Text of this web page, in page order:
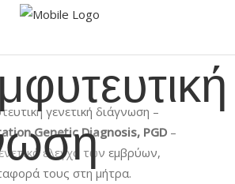
γενετική διάγνωση –
Genetic Diagnosis, PGD –
έλεγχο των εμβρύων,
τους στη μήτρα.